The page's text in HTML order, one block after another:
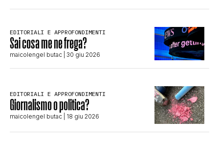
EDITORIALI E APPROFONDIMENTI
Sai cosa me ne frega?
maicolengel butac | 30 giu 2026
EDITORIALI E APPROFONDIMENTI
Giornalismo o politica?
maicolengel butac | 18 giu 2026